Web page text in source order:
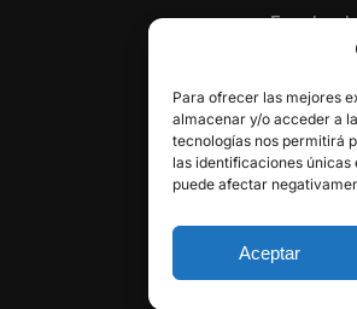
Para ofrecer las mejores
almacenar y/o acceder a
tecnologías nos permitirá
las identificaciones
puede afectar
Aceptar
Facebook
Instagram
Pinterest
Youtube